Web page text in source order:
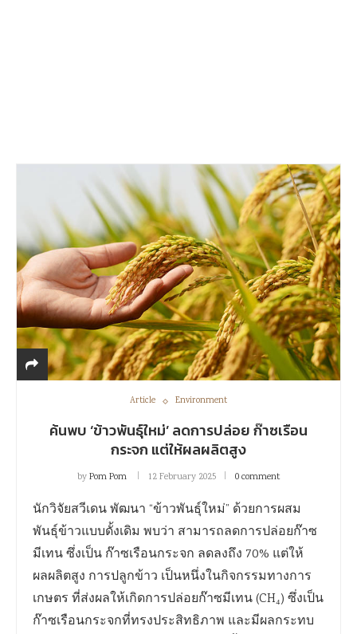
Article Environment
ค้นพบ ‘ข้าวพันธุ์ใหม่’ ลดการปล่อย ก๊าซเรือน
กระจก แต่ให้ผลผลิตสูง
byPom Pom 12 February 2025 0 comment
นักวิจัยสวีเดน พัฒนา “ข้าวพันธุ์ใหม่” ด้วยการผสม
พันธุ์ข้าวแบบดั้งเดิม พบว่า สามารถลดการปล่อยก๊าซ
มีเทน ซึ่งเป็น ก๊าซเรือนกระจก ลดลงถึง 70% แต่ให้
ผลผลิตสูง การปลูกข้าว เป็นหนึ่งในกิจกรรมทางการ
เกษตร ที่ส่งผลให้เกิดการปล่อยก๊าซมีเทน (CH₄) ซึ่งเป็น
ก๊าซเรือนกระจกที่ทรงประสิทธิภาพ และมีผลกระทบ